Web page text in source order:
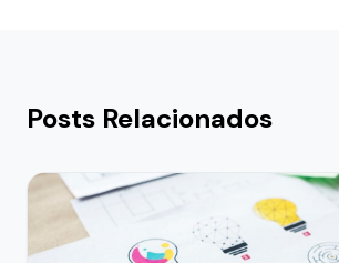
Posts Relacionados